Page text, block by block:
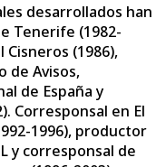
desarrollados han
Tenerife (1982-
Cisneros (1986),
de Avisos,
de España y
Corresponsal en El
1996), productor
y corresponsal de